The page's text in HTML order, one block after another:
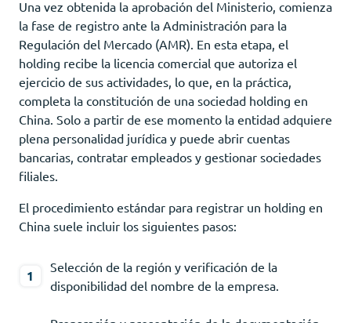
Una vez obtenida la aprobación del Ministerio, comienza
la fase de registro ante la Administración para la
Regulación del Mercado (AMR). En esta etapa, el
holding recibe la licencia comercial que autoriza el
ejercicio de sus actividades, lo que, en la práctica,
completa la constitución de una sociedad holding en
China. Solo a partir de ese momento la entidad adquiere
plena personalidad jurídica y puede abrir cuentas
bancarias, contratar empleados y gestionar sociedades
filiales.
El procedimiento estándar para registrar un holding en
China suele incluir los siguientes pasos:
Selección de la región y verificación de la
disponibilidad del nombre de la empresa.